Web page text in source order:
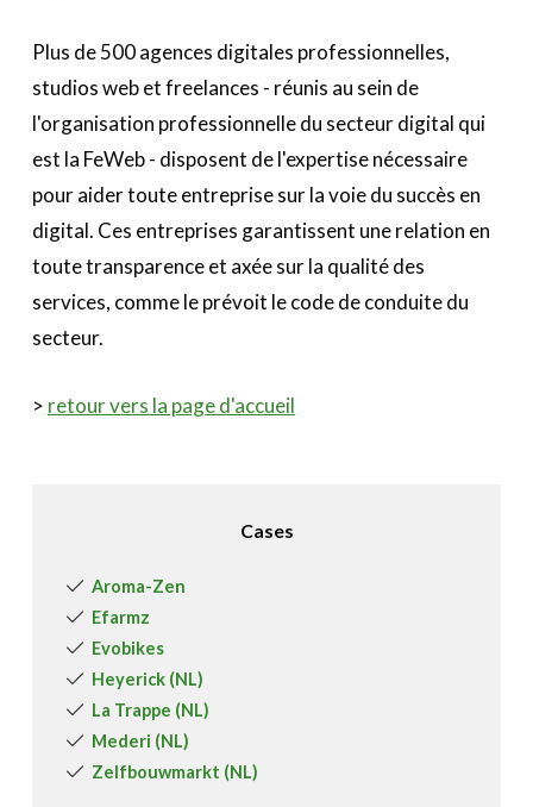
Plus de 500 agences digitales professionnelles,
studios web et freelances - réunis au sein de
l'organisation professionnelle du secteur digital qui
est la FeWeb - disposent de l'expertise nécessaire
pour aider toute entreprise sur la voie du succès en
digital. Ces entreprises garantissent une relation en
toute transparence et axée sur la qualité des
services, comme le prévoit le code de conduite du
secteur.
> retour vers la page d'accueil
Cases
Aroma-Zen
Efarmz
Evobikes
Heyerick (NL)
La Trappe (NL)
Mederi (NL)
Zelfbouwmarkt (NL)